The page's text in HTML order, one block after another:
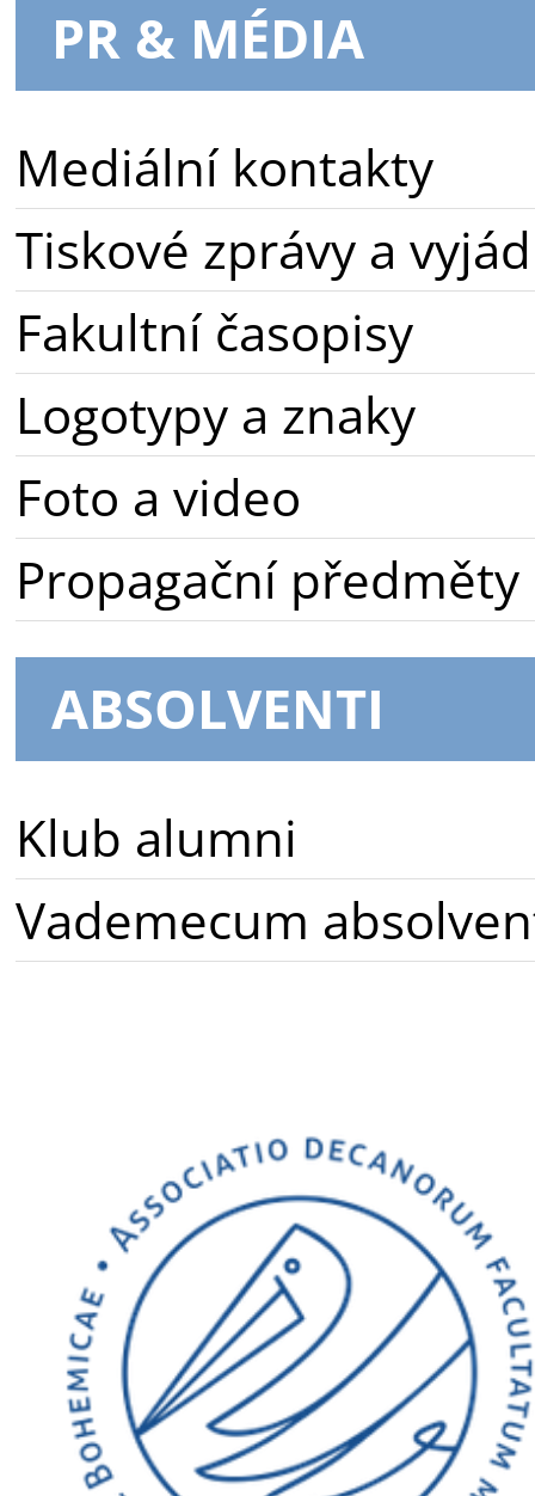
PR & MÉDIA
Mediální kontakty
Tiskové zprávy a
Fakultní časopisy
Logotypy a znaky
Foto a video
Propagační předměty
ABSOLVENTI
Klub alumni
Vademecum